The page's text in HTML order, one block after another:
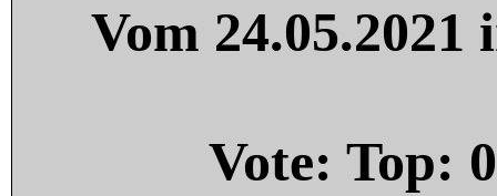
Vom
Vote: Top: 0